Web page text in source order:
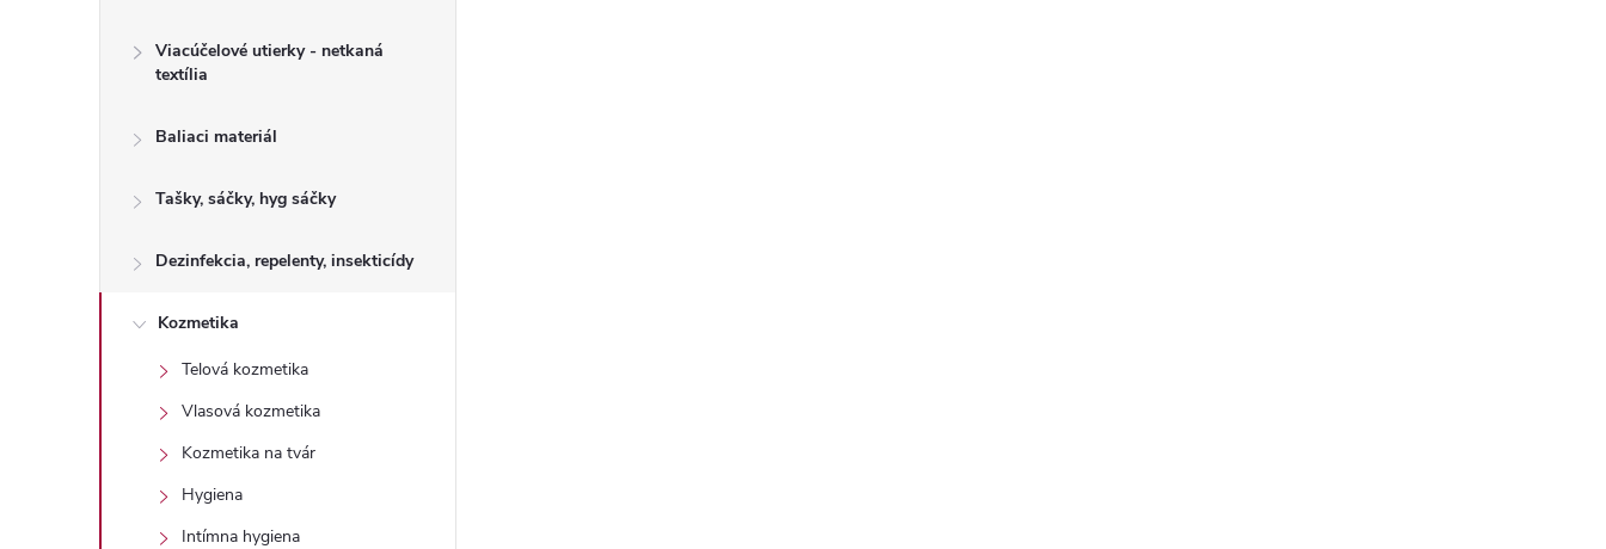
Viacúčelové utierky - netkaná
textília
Baliaci materiál
Tašky, sáčky, hyg sáčky
Dezinfekcia, repelenty, insekticídy
Kozmetika
Telová kozmetika
Vlasová kozmetika
Kozmetika na tvár
Hygiena
Intímna hygiena